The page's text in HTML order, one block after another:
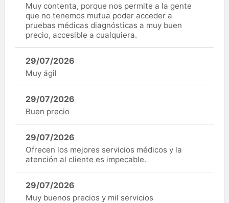
Muy contenta, porque nos permite a la gente
que no tenemos mutua poder acceder a
pruebas médicas diagnósticas a muy buen
precio, accesible a cualquiera.
29/07/2026
Muy ágil
29/07/2026
Buen precio
29/07/2026
Ofrecen los mejores servicios médicos y la
atención al cliente es impecable.
29/07/2026
Muy buenos precios y mil servicios